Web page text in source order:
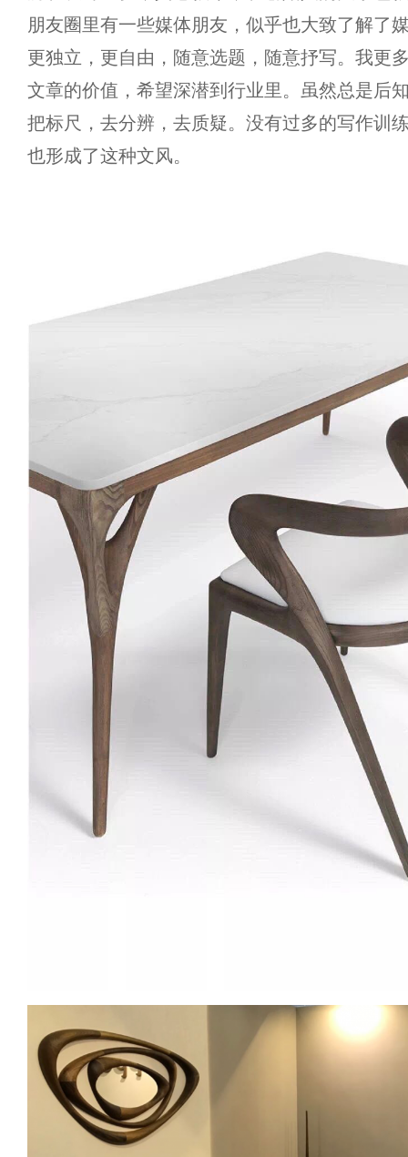
朋友圈里有一些媒体朋友，似乎也大致了解了
更独立，更自由，随意选题，随意抒写。我更
文章的价值，希望深潜到行业里。虽然总是后
把标尺，去分辨，去质疑。没有过多的写作训
也形成了这种文风。